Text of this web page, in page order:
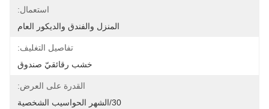
استعمال:
المنزل والفندق والديكور العام
تفاصيل التغليف:
خشب رقائقيّ صندوق
القدرة على العرض:
30/الشهر الحواسيب الشخصية